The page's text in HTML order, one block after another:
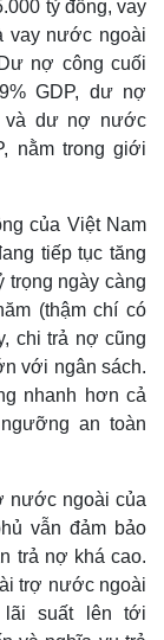
tỷ đồng, vay
vay nước ngoài
nợ công cuối
GDP, dư nợ
và dư nợ nước
nằm trong giới
của Việt Nam
tiếp tục tăng
trọng ngày càng
(thậm chí có
chi trả nợ cũng
với ngân sách.
nhanh hơn cả
an toàn
nước ngoài của
vẫn đảm bảo
trả nợ khá cao.
trợ nước ngoài
lãi suất lên tới